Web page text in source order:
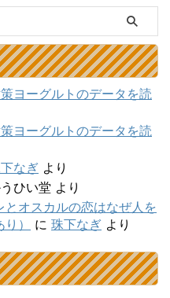
ヨーグルトのデータを読
ヨーグルトのデータを読
なぎ より
ひい堂 より
とオスカルの恋はなぜ人を
）
に 珠下なぎ より